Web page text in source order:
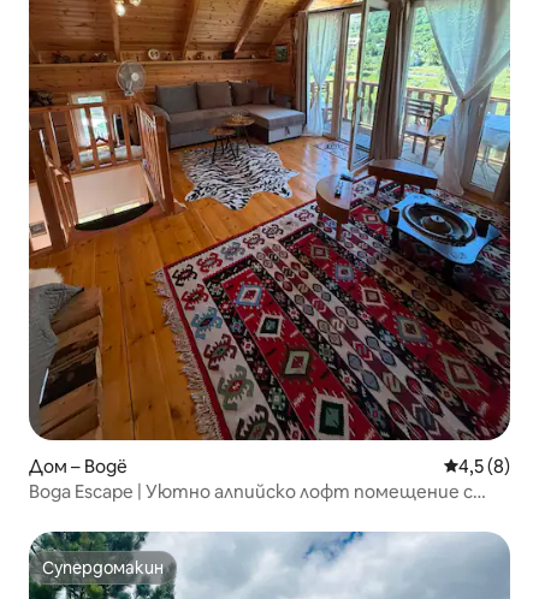
Дом – Bogë Средна
4,5 (8)
Boga Escape | Уютно алпийско лофт помещение с
Супердомакин
Супердомакин